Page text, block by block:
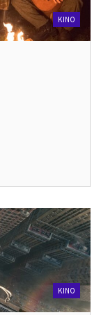
KINO
KINO